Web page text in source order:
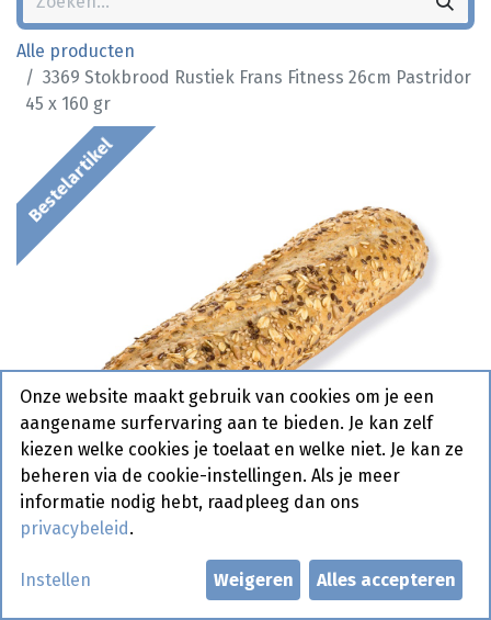
Alle producten
3369 Stokbrood Rustiek Frans Fitness 26cm Pastridor
45 x 160 gr
Bestelartikel
3369 Stokbrood Rustiek Frans
Onze website maakt gebruik van cookies om je een
aangename surfervaring aan te bieden. Je kan zelf
kiezen welke cookies je toelaat en welke niet. Je kan ze
beheren via de cookie-instellingen. Als je meer
informatie nodig hebt, raadpleeg dan ons
privacybeleid .
Instellen Weigeren Alles accepteren